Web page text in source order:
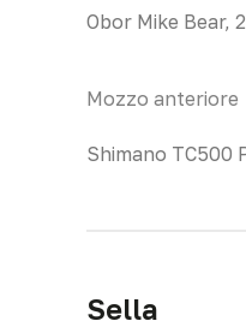
Obor Mike Bear,
Mozzo anteriore
Shimano TC500
Sella